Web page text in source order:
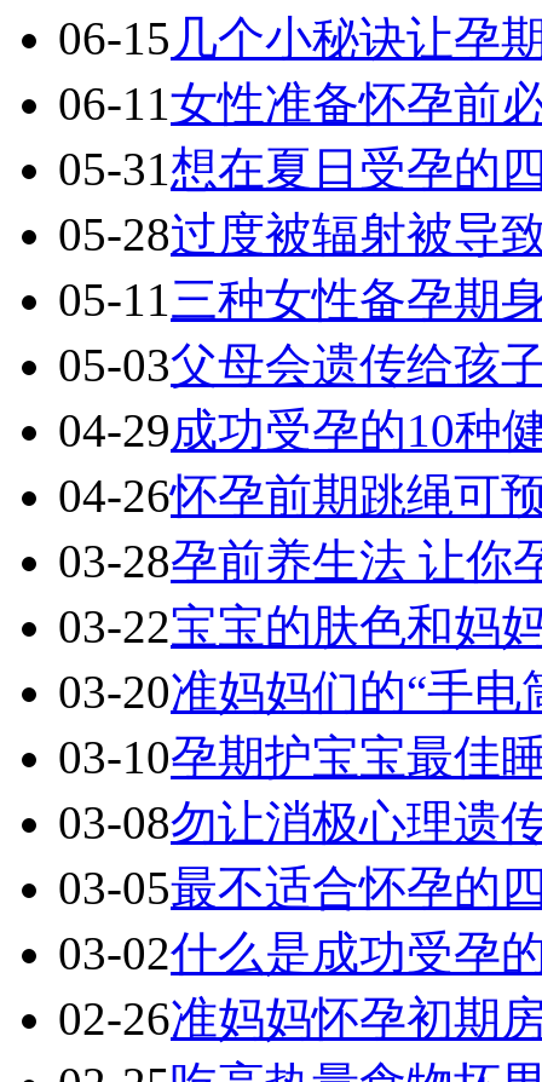
06-15 几个小秘诀让孕
06-11女性准备怀孕前
05-31想在夏日受孕的
05-28过度被辐射被导
05-11三种女性备孕期
05-03父母会遗传给孩
04-29成功受孕的10种
04-26怀孕前期跳绳可
03-28孕前养生法 让你
03-22宝宝的肤色和妈
03-20准妈妈们的“手电
03-10孕期护宝宝最佳
03-08勿让消极心理遗
03-05最不适合怀孕的
03-02什么是成功受孕
02-26准妈妈怀孕初期